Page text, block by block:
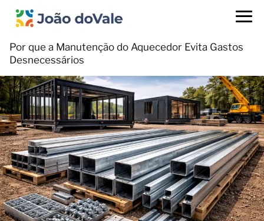
Por que a Manutenção do Aquecedor Evita Gastos
Desnecessários